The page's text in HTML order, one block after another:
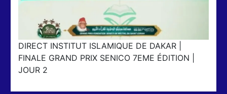
DIRECT INSTITUT ISLAMIQUE DE DAKAR |
FINALE GRAND PRIX SENICO 7EME ÉDITION |
JOUR 2